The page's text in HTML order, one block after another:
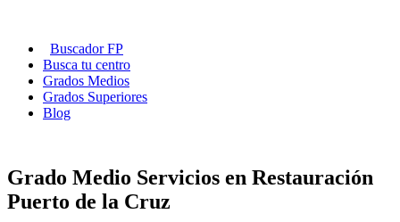
Buscador FP
Busca tu centro
Grados Medios
Grados Superiores
Blog
Grado Medio Servicios en Restauración
Puerto de la Cruz